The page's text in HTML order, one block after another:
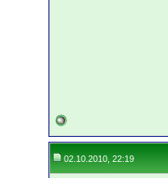
02.10.2010, 22:19